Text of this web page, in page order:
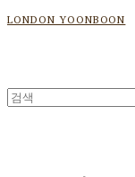
LONDON YOONBOON